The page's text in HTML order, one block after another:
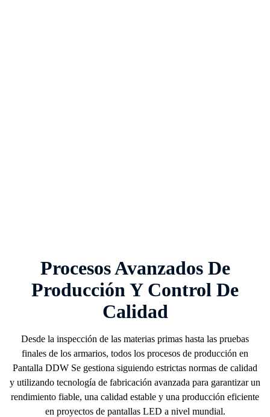
Procesos Avanzados De
Producción Y Control De
Calidad
Desde la inspección de las materias primas hasta las pruebas
finales de los armarios, todos los procesos de producción en
Pantalla DDW Se gestiona siguiendo estrictas normas de calidad
y utilizando tecnología de fabricación avanzada para garantizar un
rendimiento fiable, una calidad estable y una producción eficiente
en proyectos de pantallas LED a nivel mundial.